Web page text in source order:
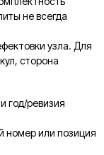
не всегда
узла. Для
сторона
год/ревизия
номер или позиция